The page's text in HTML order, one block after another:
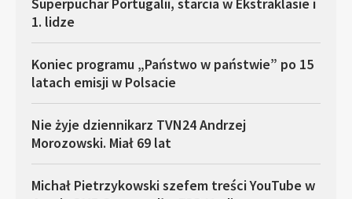
1. lidze
Koniec programu „Państwo w państwie” po 15
latach emisji w Polsacie
Nie żyje dziennikarz TVN24 Andrzej
Morozowski. Miał 69 lat
Michał Pietrzykowski szefem treści YouTube w